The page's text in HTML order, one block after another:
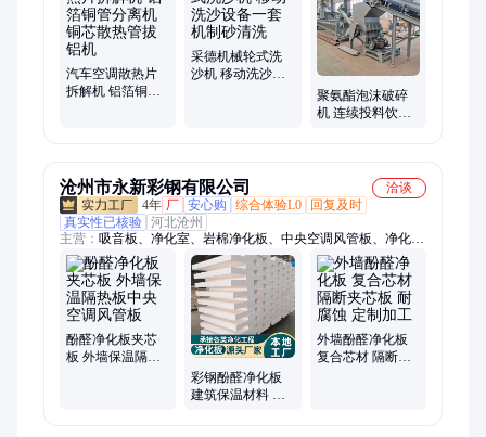
汽车空调散热片
拆解机 铝箔铜管
采德机械轮式洗
沙机 移动洗沙设
聚氨酯泡沫破碎
机 连续投料饮料
沧州市永新彩钢有限公司
洽谈
4年 厂 安心购 综合体验L0
回复及时
真实性已核验 河北沧州
主营： 吸音板、净化室、岩棉净化板、中央空调风管板、净化
板、洁净板
酚醛净化板夹芯
板 外墙保温隔热
彩钢酚醛净化板
建筑保温材料 吸
外墙酚醛净化板
复合芯材 隔断夹